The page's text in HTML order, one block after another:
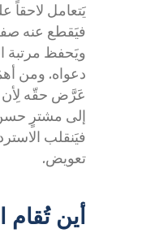
يَتعامل لاحقاً
فيَقطع عنه
ويَحفظ مرتبة
دعواه. ومن
عَرَّض حقّه لِأن
إلى مشترٍ حسن
فيَنقلب
تعويض.
أين تُقام